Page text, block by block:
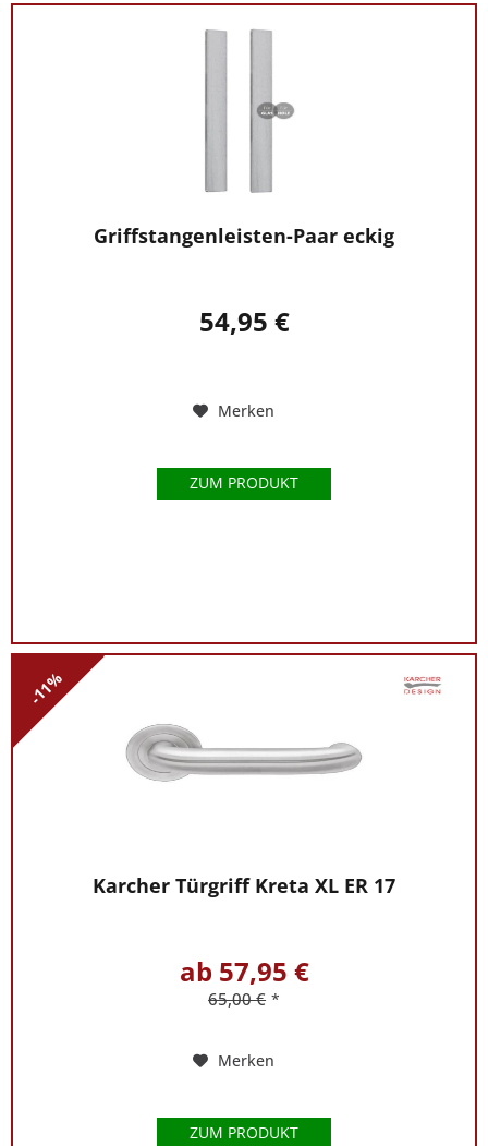
Griffstangenleisten-Paar eckig
54,95 €
Merken
ZUM PRODUKT
-11%
Karcher Türgriff Kreta XL ER 17
ab 57,95 €
65,00 € *
Merken
ZUM PRODUKT